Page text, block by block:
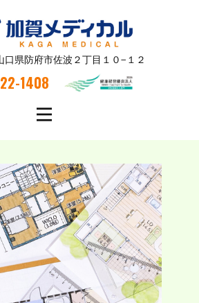
口県防府市佐波２丁目１０−１２
1408